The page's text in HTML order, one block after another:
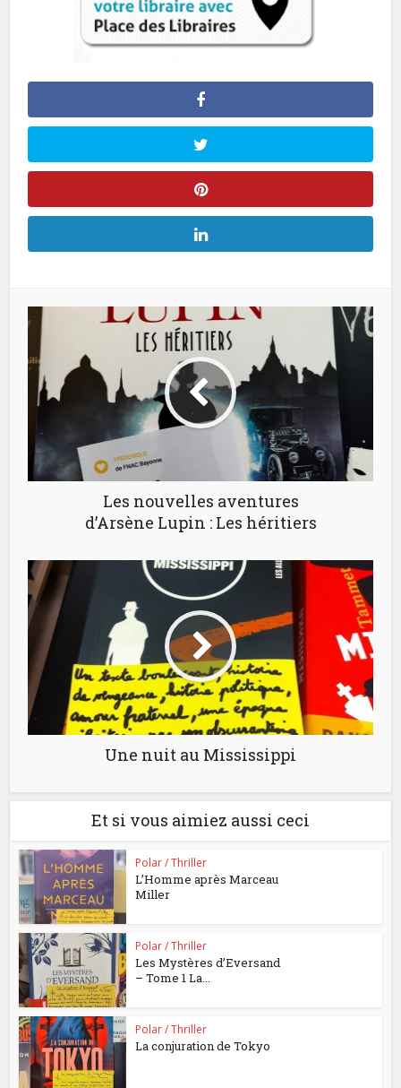
Les nouvelles aventures
d’Arsène Lupin : Les héritiers
Une nuit au Mississippi
Et si vous aimiez aussi ceci
Polar / Thriller
L’Homme après Marceau
Miller
Polar / Thriller
Les Mystères d’Eversand
– Tome 1 La...
Polar / Thriller
La conjuration de Tokyo